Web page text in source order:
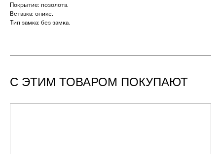
Покрытие: позолота.
Вставка: оникс.
Тип замка: без замка.
С ЭТИМ ТОВАРОМ ПОКУПАЮТ